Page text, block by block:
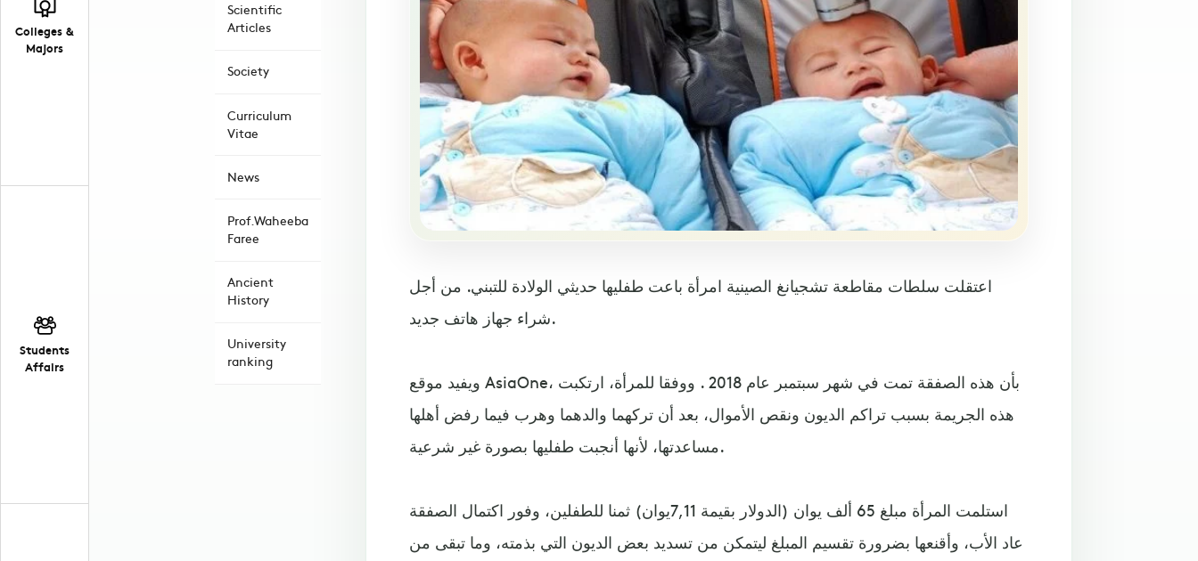
Colleges &
Majors
Students
Affairs
Scientific
Articles
Society
Curriculum
Vitae
News
Prof.Waheeba
Faree
Ancient
History
University
ranking
اعتقلت سلطات مقاطعة تشجيانغ الصينية امرأة باعت طفليها حديثي الولادة للتبني. من أجل
شراء جهاز هاتف جديد.
ويفيد موقع AsiaOne، بأن هذه الصفقة تمت في شهر سبتمبر عام 2018 . ووفقا للمرأة، ارتكبت
هذه الجريمة بسبب تراكم الديون ونقص الأموال، بعد أن تركهما والدهما وهرب فيما رفض أهلها
مساعدتها، لأنها أنجبت طفليها بصورة غير شرعية.
استلمت المرأة مبلغ 65 ألف يوان (الدولار بقيمة 7,11يوان) ثمنا للطفلين، وفور اكتمال الصفقة
عاد الأب، وأقنعها بضرورة تقسيم المبلغ ليتمكن من تسديد بعض الديون التي بذمته، وما تبقى من